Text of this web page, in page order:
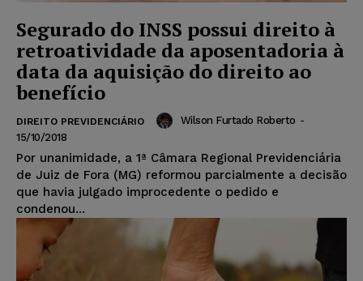
Segurado do INSS possui direito à
retroatividade da aposentadoria à
data da aquisição do direito ao
benefício
DIREITO PREVIDENCIÁRIO Wilson Furtado Roberto -
15/10/2018
Por unanimidade, a 1ª Câmara Regional Previdenciária
de Juiz de Fora (MG) reformou parcialmente a decisão
que havia julgado improcedente o pedido e
condenou...